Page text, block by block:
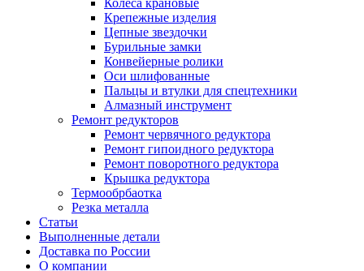
Колеса крановые
Крепежные изделия
Цепные звездочки
Бурильные замки
Конвейерные ролики
Оси шлифованные
Пальцы и втулки для спецтехники
Алмазный инструмент
Ремонт редукторов
Ремонт червячного редуктора
Ремонт гипоидного редуктора
Ремонт поворотного редуктора
Крышка редуктора
Термообрбаотка
Резка металла
Статьи
Выполненные детали
Доставка по России
О компании